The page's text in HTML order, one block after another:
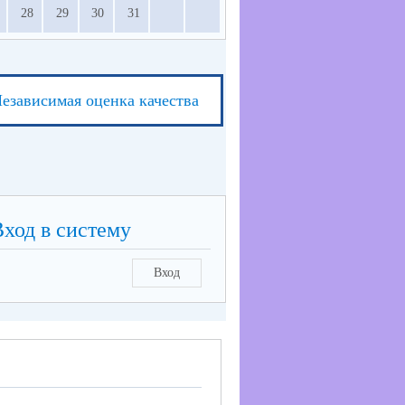
28 29 30 31
оценка качества
в систему
Вход